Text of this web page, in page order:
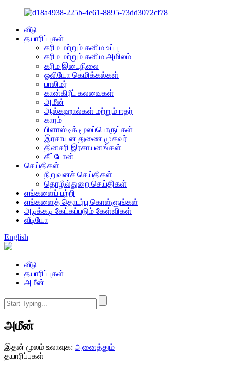
வீடு
தயாரிப்புகள்
கரிம மற்றும் கனிம உப்பு
கரிம மற்றும் கனிம அமிலம்
கரிம இடைநிலை
ஓலியோ கெமிக்கல்கள்
பாலிமர்
கான்கிரீட் கலவைகள்
அமீன்
ஆல்கஹால்கள் மற்றும் ஈதர்
காரம்
பிளாஸ்டிக் மூலப்பொருட்கள்
இரசாயன துணை முகவர்
தினசரி இரசாயனங்கள்
கீட்டோன்
செய்திகள்
நிறுவனச் செய்திகள்
தொழில்துறை செய்திகள்
எங்களைப் பற்றி
எங்களைத் தொடர்பு கொள்ளுங்கள்
அடிக்கடி கேட்கப்படும் கேள்விகள்
வீடியோ
English
வீடு
தயாரிப்புகள்
அமீன்
அமீன்
இதன் மூலம் உலாவுக: அனைத்தும்
தயாரிப்புகள்